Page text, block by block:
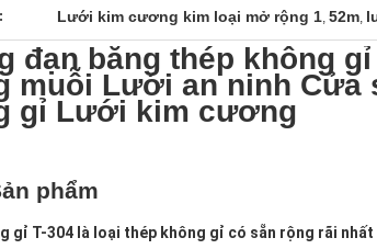
Lưới kim cương kim loại mở rộng 1, 52m,
đạn bằng thép không
muỗi Lưới an ninh Cửa
gỉ Lưới kim cương
phẩm
gỉ T-304 là loại thép không gỉ có sẵn rộng rãi